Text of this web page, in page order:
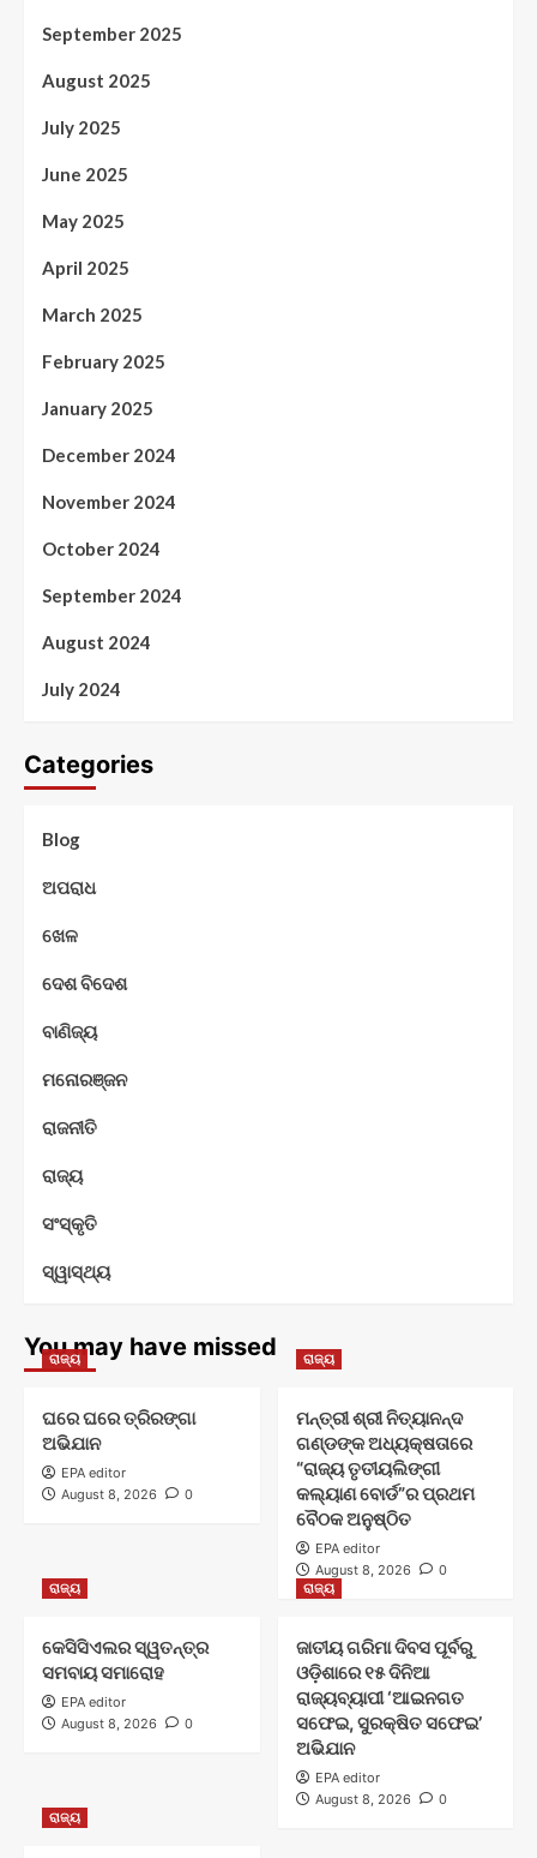
September 2025
August 2025
July 2025
June 2025
May 2025
April 2025
March 2025
February 2025
January 2025
December 2024
November 2024
October 2024
September 2024
August 2024
July 2024
Categories
Blog
ଅପରାଧ
ଖେଳ
ଦେଶ ବିଦେଶ
ବାଣିଜ୍ୟ
ମନୋରଞ୍ଜନ
ରାଜନୀତି
ରାଜ୍ୟ
ସଂସ୍କୃତି
ସ୍ୱାସ୍ଥ୍ୟ
You may have missed
ରାଜ୍ୟ
ଘରେ ଘରେ ତ୍ରିରଙ୍ଗା
ଅଭିଯାନ
EPA editor
August 8, 2026
0
ରାଜ୍ୟ
ମନ୍ତ୍ରୀ ଶ୍ରୀ ନିତ୍ୟାନନ୍ଦ
ଗଣ୍ଡଙ୍କ ଅଧ୍ୟକ୍ଷତାରେ
“ରାଜ୍ୟ ତୃତୀୟଲିଙ୍ଗୀ
କଲ୍ୟାଣ ବୋର୍ଡ”ର ପ୍ରଥମ
ବୈଠକ ଅନୁଷ୍ଠିତ
EPA editor
August 8, 2026
0
ରାଜ୍ୟ
କେସିସିଏଲର ସ୍ୱତନ୍ତ୍ର
ସମବାୟ ସମାରୋହ
EPA editor
August 8, 2026
0
ରାଜ୍ୟ
ଜାତୀୟ ଗରିମା ଦିବସ ପୂର୍ବରୁ
ଓଡ଼ିଶାରେ ୧୫ ଦିନିଆ
ରାଜ୍ୟବ୍ୟାପୀ ‘ଆଇନଗତ
ସଫେଇ, ସୁରକ୍ଷିତ ସଫେଇ’
ଅଭିଯାନ
EPA editor
August 8, 2026
0
ରାଜ୍ୟ